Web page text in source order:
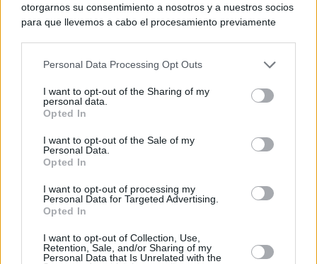
otorgarnos su consentimiento a nosotros y a nuestros socios
para que llevemos a cabo el procesamiento previamente
negar su consentimiento. Tenga en cuenta que algún
de su consentimiento, pero usted tiene el derecho de
rechazar tal procesamiento. Sus preferencias se aplicarán
cualquier momento entrando de nuevo en este sitio web o
visitando nuestra política de privacidad.
Personal Data Processing Opt Outs
I want to opt-out of the Sharing of my
personal data.
Opted In
I want to opt-out of the Sale of my
Personal Data.
Opted In
I want to opt-out of processing my
Personal Data for Targeted Advertising.
Opted In
I want to opt-out of Collection, Use,
Retention, Sale, and/or Sharing of my
Personal Data that Is Unrelated with the